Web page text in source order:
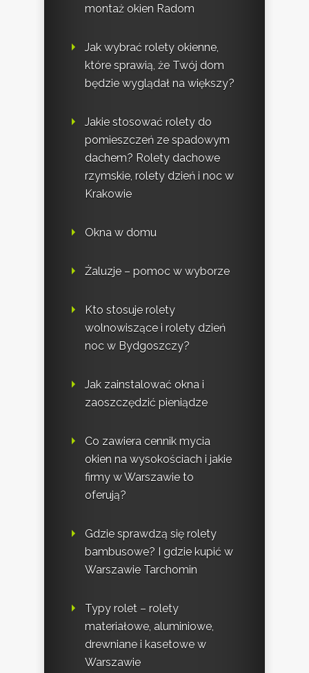
montaż okien Radom
Jak wybrać rolety okienne,
które sprawią, że Twój dom
będzie wyglądał na większy?
Jakie stosować rolety do
pomieszczeń ze spadowym
dachem? Rolety dachowe
rzymskie, rolety dzień i noc w
Krakowie
Okna w domu
Żaluzje – pomoc w wyborze
Kto stosuje rolety
wolnowiszące i rolety dzień
noc w Bydgoszczy?
Jak zainstalować okna i
zaoszczędzić pieniądze
Co zawiera cennik mycia
okien na wysokościach i jakie
firmy w Warszawie to
oferują?
Gdzie sprawdzą się rolety
bambusowe? I gdzie kupić w
Warszawie Tarchomin
Typy rolet – rolety
materiałowe, aluminiowe,
drewniane i kasetowe w
Warszawie